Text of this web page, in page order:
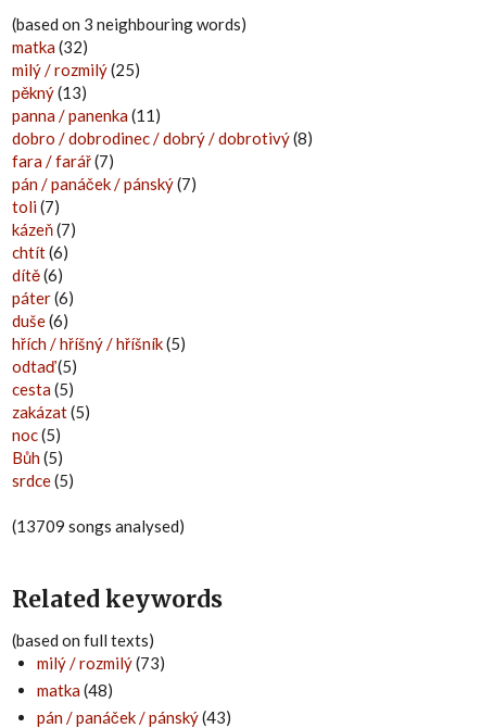
(based on 3 neighbouring words)
matka(32)
milý / rozmilý(25)
pěkný(13)
panna / panenka(11)
dobro / dobrodinec / dobrý / dobrotivý(8)
fara / farář(7)
pán / panáček / pánský(7)
toli(7)
kázeň(7)
chtít(6)
dítě(6)
páter(6)
duše(6)
hřích / hříšný / hříšník(5)
odtaď(5)
cesta(5)
zakázat(5)
noc(5)
Bůh(5)
srdce(5)
(13709 songs analysed)
Related keywords
(based on full texts)
milý / rozmilý(73)
matka(48)
pán / panáček / pánský(43)